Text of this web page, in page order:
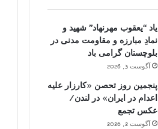
یاد “یعقوب مهرنهاد” شهید و
نمادِ مبارزه و مقاومت مدنی در
بلوچستان گرامی باد
آگوست 3, 2026
پنجمین روز تحصن «کارزار علیه
اعدام در ایران» در لندن/
عکس تجمع
آگوست 2, 2026